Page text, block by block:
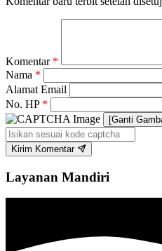
Komentar *
Nama *
Alamat Email
No. HP *
[Ganti
Kirim Komentar
Layanan Mandiri